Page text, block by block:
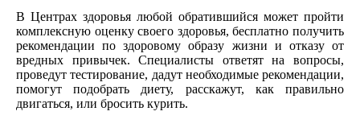
В Центрах здоровья любой обратившийся может пройти
комплексную оценку своего здоровья, бесплатно получить
рекомендации по здоровому образу жизни и отказу от
вредных привычек. Специалисты ответят на вопросы,
проведут тестирование, дадут необходимые рекомендации,
помогут подобрать диету, расскажут, как правильно
двигаться, или бросить курить.